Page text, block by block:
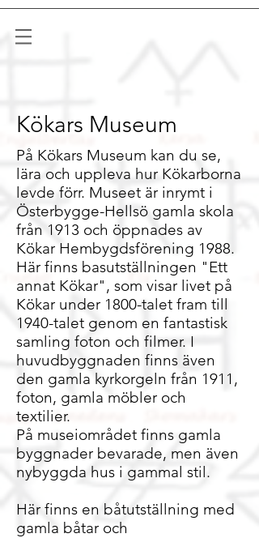
Kökars Museum
På Kökars Museum kan du se,
lära och uppleva hur Kökarborna
levde förr. Museet är inrymt i
Österbygge-Hellsö gamla skola
från 1913 och öppnades av
Kökar Hembygdsförening 1988.
Här finns basutställningen "Ett
annat Kökar", som visar livet på
Kökar under 1800-talet fram till
1940-talet genom en fantastisk
samling foton och filmer. I
huvudbyggnaden finns även
den gamla kyrkorgeln från 1911,
foton, gamla möbler och
textilier.
På museiområdet finns gamla
byggnader bevarade, men även
nybyggda hus i gammal stil.
Här finns en båtutställning med
gamla båtar och